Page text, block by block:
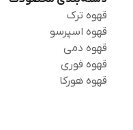
قهوه ترک
قهوه اسپرسو
قهوه دمی
قهوه فوری
قهوه هورکا